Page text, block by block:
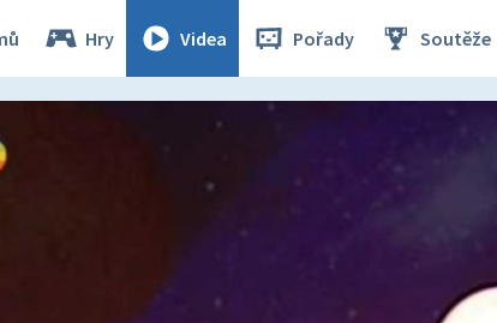
Hry Videa Pořady Soutěže